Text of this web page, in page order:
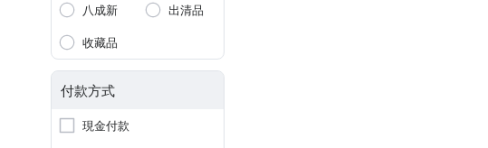
八成新
出清品
收藏品
付款方式
現金付款